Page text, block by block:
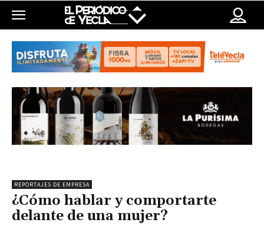
REPORTAJES DE EMPRESA
¿Cómo hablar y comportarte
delante de una mujer?